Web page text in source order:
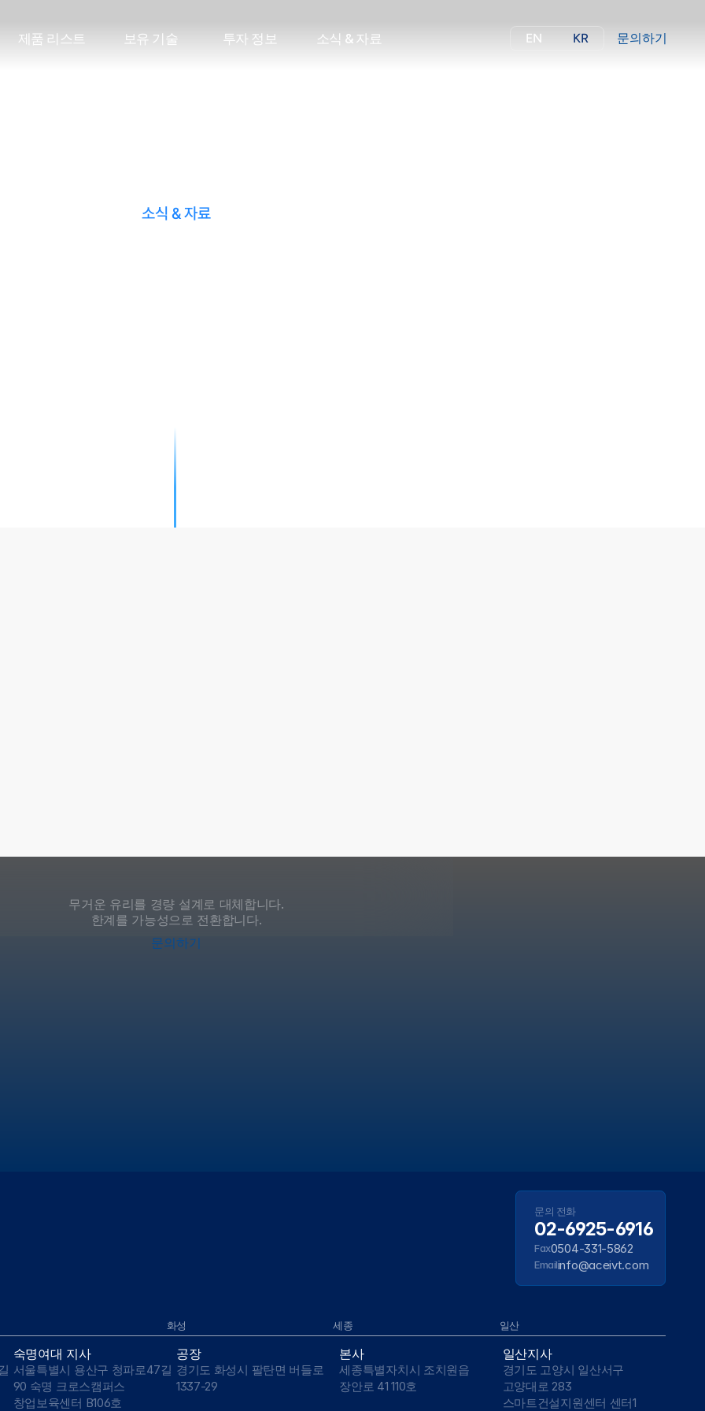
제 품 리 스트
보유 기 술
투자 정 보
소식 & 자료
EN KR 문의하기
소식 & 자료
무거운 유리를 경량 설계로 대체합니다.
한계를 가능성으로 전환합니다.
문의하기
문의 전화
02-6925-6916
Fax0504-331-5862
Emailinfo@aceivt.com
화성 세종 일산
숙명여대 지사
서울특별시 용산구 청파로47길
90 숙명 크로스캠퍼스
창업보육센터 B106호
공장
경기도 화성시 팔탄면 버들로
1337-29
본사
세종특별자치시 조치원읍
장안로 41 110호
일산지사
경기도 고양시 일산서구
고양대로 283
스마트건설지원센터 센터1